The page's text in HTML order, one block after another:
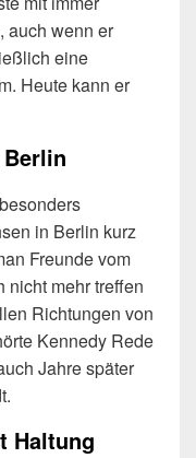
auch wenn er
eine
Heute kann er
in Berlin kurz
Freunde vom
nicht mehr treffen
Richtungen von
Kennedy Rede
Jahre später
Haltung